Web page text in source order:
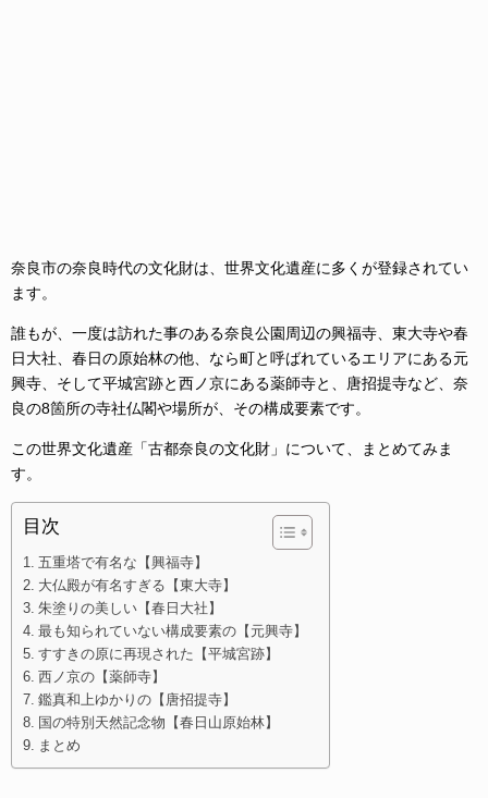
奈良市の奈良時代の文化財は、世界文化遺産に多くが登録されてい
ます。
誰もが、一度は訪れた事のある奈良公園周辺の興福寺、東大寺や春
日大社、春日の原始林の他、なら町と呼ばれているエリアにある元
興寺、そして平城宮跡と西ノ京にある薬師寺と、唐招提寺など、 奈
良の8箇所の寺社仏閣や場所が、 その構成要素です。
この世界文化遺産「古都奈良の文化財」について、まとめてみま
す。
目次
五重塔で有名な【興福寺】
大仏殿が有名すぎる【東大寺】
朱塗りの美しい【春日大社】
最も知られていない構成要素の【元興寺】
すすきの原に再現された【平城宮跡】
西ノ京の【薬師寺】
鑑真和上ゆかりの【唐招提寺】
国の特別天然記念物【春日山原始林】
まとめ